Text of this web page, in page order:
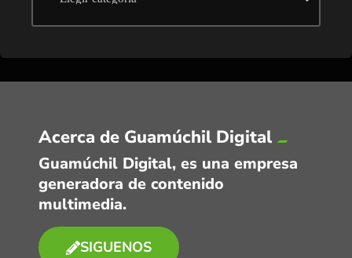
Acerca de Guamúchil Digital
Guamúchil Digital, es una empresa
generadora de contenido
multimedia.
SIGUENOS